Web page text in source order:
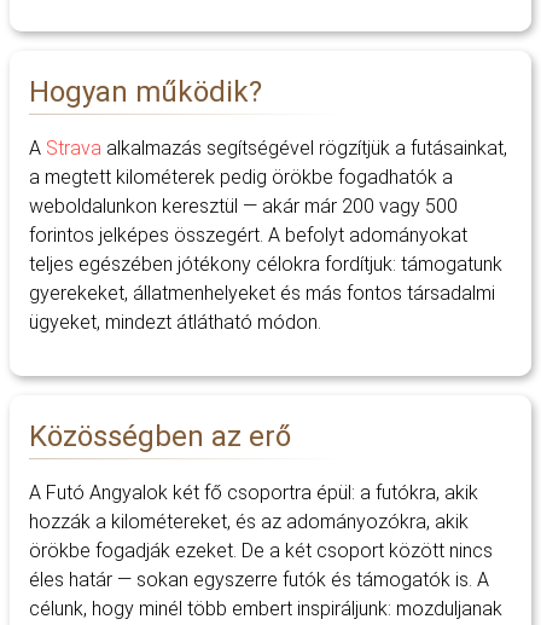
Hogyan működik?
A Strava alkalmazás segítségével rögzítjük a futásainkat,
a megtett kilométerek pedig örökbe fogadhatók a
weboldalunkon keresztül — akár már 200 vagy 500
forintos jelképes összegért. A befolyt adományokat
teljes egészében jótékony célokra fordítjuk: támogatunk
gyerekeket, állatmenhelyeket és más fontos társadalmi
ügyeket, mindezt átlátható módon.
Közösségben az erő
A Futó Angyalok két fő csoportra épül: a futókra, akik
hozzák a kilométereket, és az adományozókra, akik
örökbe fogadják ezeket. De a két csoport között nincs
éles határ — sokan egyszerre futók és támogatók is. A
célunk, hogy minél több embert inspiráljunk: mozduljanak